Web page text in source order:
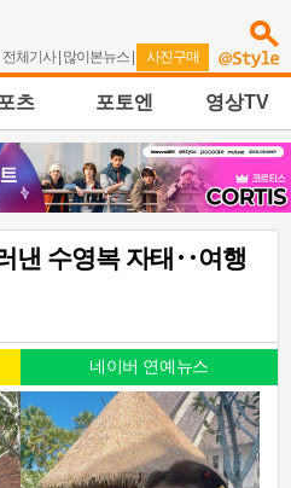
전체기사| 많이본뉴스 | 사진구매
츠 포토엔 영상TV
낸 수영복 자태‥여행
네이버 연예뉴스